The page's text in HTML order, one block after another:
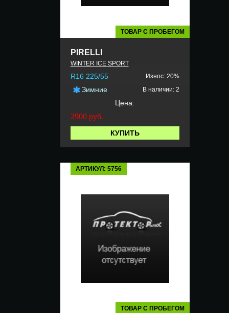
ТОВАР С ПРОБЕГОМ
PIRELLI
WINTER ICE SPORT
R16 225/55 Износ: 20%
Зимние В наличии: 2
Цена:
2900 руб.
КУПИТЬ
АРТИКУЛ: 5756
ТОВАР С ПРОБЕГОМ